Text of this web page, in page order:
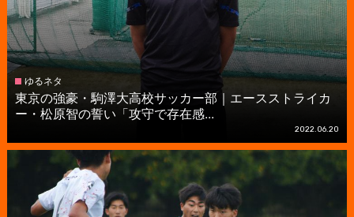
ゆるネタ
東京の強豪・駒澤大高校サッカー部｜エースストライカ
ー・松原智の誓い「攻守で存在感...
2022.06.20